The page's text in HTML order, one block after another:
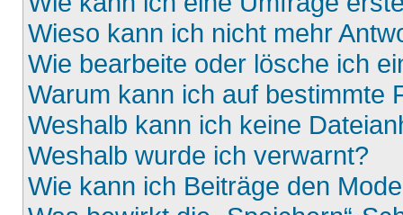
Wieso kann ich nicht mehr
Wie bearbeite oder lösche ich
Warum kann ich auf bestimmte
Weshalb kann ich keine
Weshalb wurde ich verwarnt?
Wie kann ich Beiträge den